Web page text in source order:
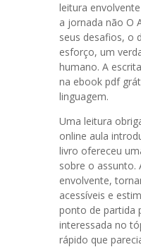
leitura
a jornada não O
seus desafios, o
esforço, um
humano. A
na ebook pdf
linguagem.
Uma leitura
online aula
livro ofereceu
sobre o assunto.
envolvente,
acessíveis e
ponto de partida
interessada no
rápido que